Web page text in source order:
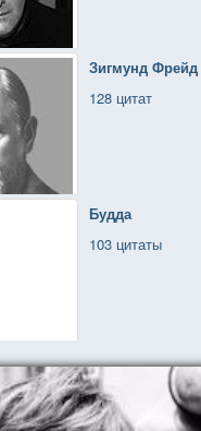
Зигмунд Фрейд
128 цитат
Будда
103 цитаты